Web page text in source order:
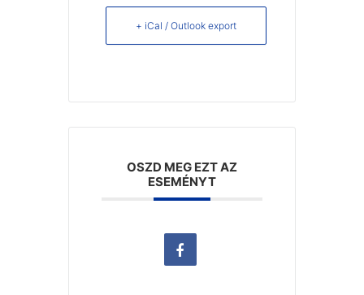
+ iCal / Outlook export
OSZD MEG EZT AZ
ESEMÉNYT